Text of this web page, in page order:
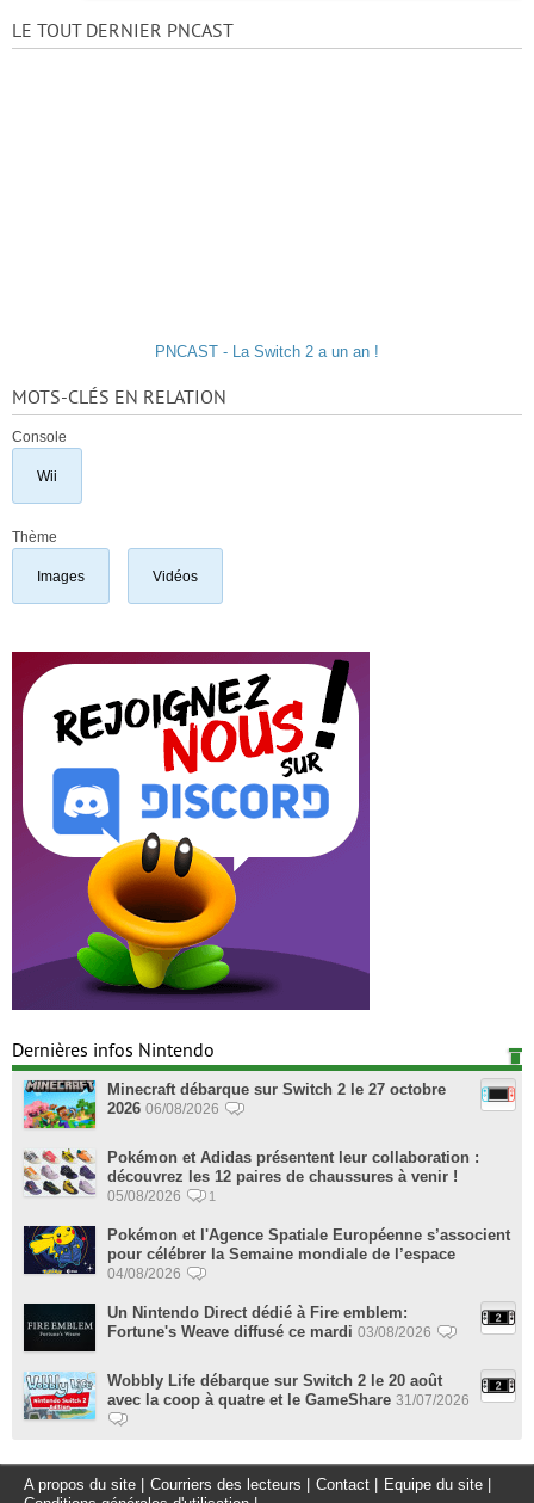
LE TOUT DERNIER PNCAST
PNCAST - La Switch 2 a un an !
MOTS-CLÉS EN RELATION
Console
Wii
Thème
Images Vidéos
Dernières infos Nintendo
Minecraft débarque sur Switch 2 le 27 octobre
2026 06/08/2026
Pokémon et Adidas présentent leur collaboration :
découvrez les 12 paires de chaussures à venir !
05/08/2026 1
Pokémon et l'Agence Spatiale Européenne s’associent
pour célébrer la Semaine mondiale de l’espace
04/08/2026
Un Nintendo Direct dédié à Fire emblem:
Fortune's Weave diffusé ce mardi 03/08/2026
Wobbly Life débarque sur Switch 2 le 20 août
avec la coop à quatre et le GameShare 31/07/2026
A propos du site Courriers des lecteurs Contact Equipe du site